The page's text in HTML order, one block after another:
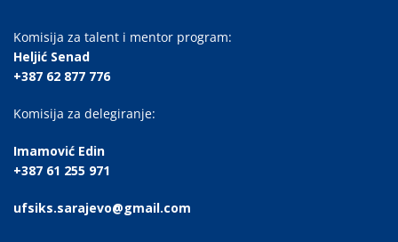
Komisija za talent i mentor program:
Heljić Senad
+387 62 877 776
Komisija za delegiranje:
Imamović Edin
+387 61 255 971
ufsiks.sarajevo@gmail.com